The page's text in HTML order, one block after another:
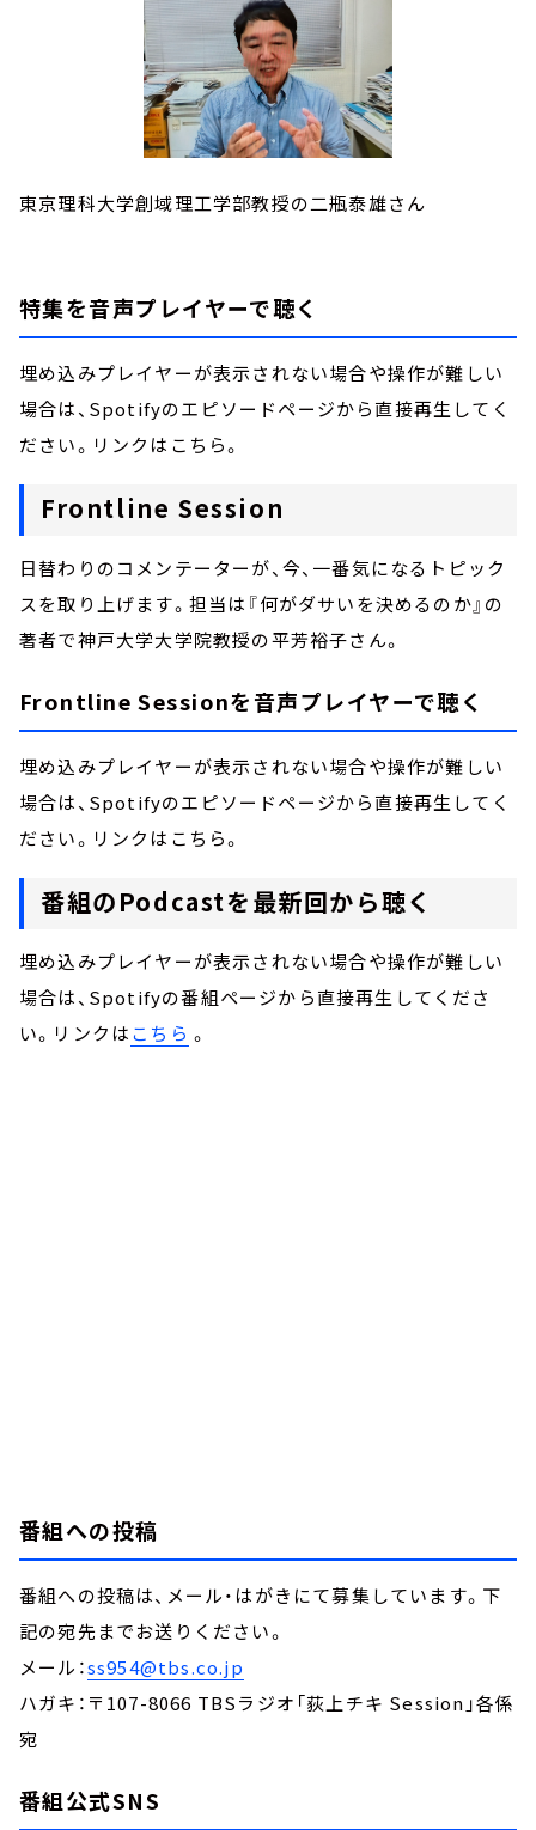
東京理科大学創域理工学部教授の二瓶泰雄さん
特集を音声プレイヤーで聴く
埋め込みプレイヤーが表示されない場合や操作が難しい
場合は、Spotifyのエピソードページから直接再生してく
ださい。リンクはこちら。
Frontline Session
日替わりのコメンテーターが、今、一番気になるトピック
スを取り上げます。担当は『何がダサいを決めるのか』の
著者で神戸大学大学院教授の平芳裕子さん。
Frontline Sessionを音声プレイヤーで聴く
埋め込みプレイヤーが表示されない場合や操作が難しい
場合は、Spotifyのエピソードページから直接再生してく
ださい。リンクはこちら。
番組のPodcastを最新回から聴く
埋め込みプレイヤーが表示されない場合や操作が難しい
場合は、Spotifyの番組ページから直接再生してくださ
い。リンクはこちら 。
番組への投稿
番組への投稿は、メール・はがきにて募集しています。下
記の宛先までお送りください。
メール：ss954@tbs.co.jp
ハガキ：〒107-8066 TBSラジオ「荻上チキ Session」各係
宛
番組公式SNS